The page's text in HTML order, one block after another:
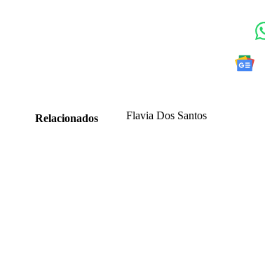
Relacionados Flavia Dos Santos